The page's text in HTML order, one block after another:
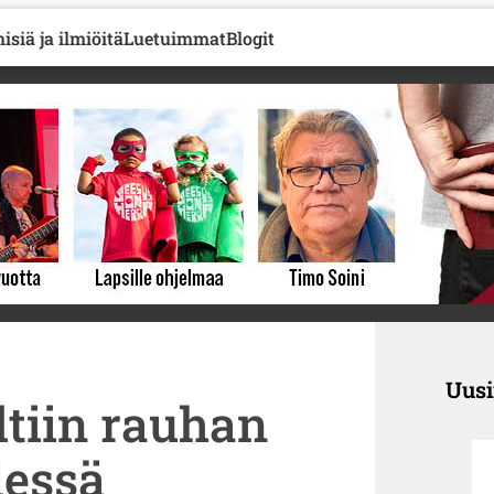
ja ilmiöitäLuetuimmatBlogit
rauhan